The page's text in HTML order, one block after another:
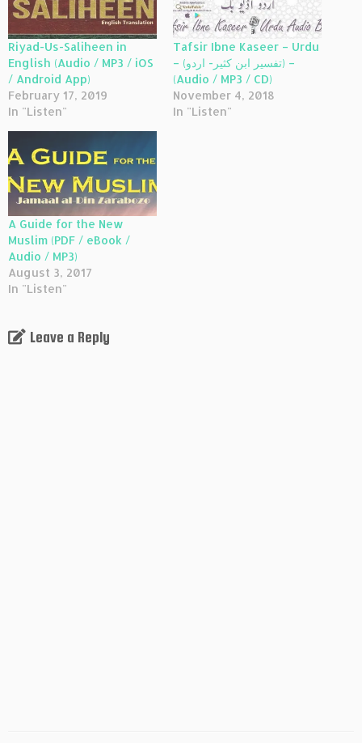
Riyad-Us-Saliheen in
English (Audio / MP3 / iOS
/ Android App)
February 17, 2019
In "Listen"
Tafsir Ibne Kaseer – Urdu
– (تفسير ابن كثير- اردو) –
(Audio / MP3 / CD)
November 4, 2018
In "Listen"
A Guide for the New
Muslim (PDF / eBook /
Audio / MP3)
August 3, 2017
In "Listen"
Leave a Reply